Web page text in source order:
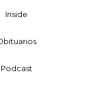
Inside
Podcast